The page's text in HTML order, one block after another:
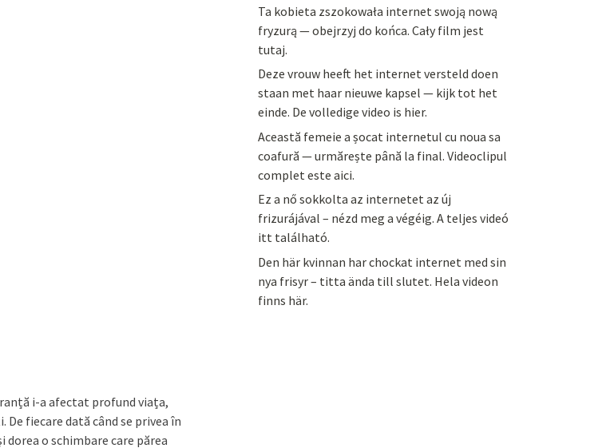
i-a afectat profund viața,
fiecare dată când se privea în
o schimbare care părea
Ta kobieta zszokowała internet swoją nową
fryzurą — obejrzyj do końca. Cały film jest
tutaj.
Deze vrouw heeft het internet versteld doen
staan met haar nieuwe kapsel — kijk tot het
einde. De volledige video is hier.
Această femeie a șocat internetul cu noua sa
coafură — urmărește până la final. Videoclipul
complet este aici.
Ez a nő sokkolta az internetet az új
frizurájával – nézd meg a végéig. A teljes videó
itt található.
Den här kvinnan har chockat internet med sin
nya frisyr – titta ända till slutet. Hela videon
finns här.